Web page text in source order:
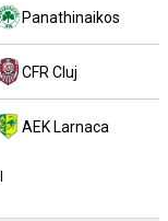
Panathinaikos
CFR Cluj
AEK Larnaca